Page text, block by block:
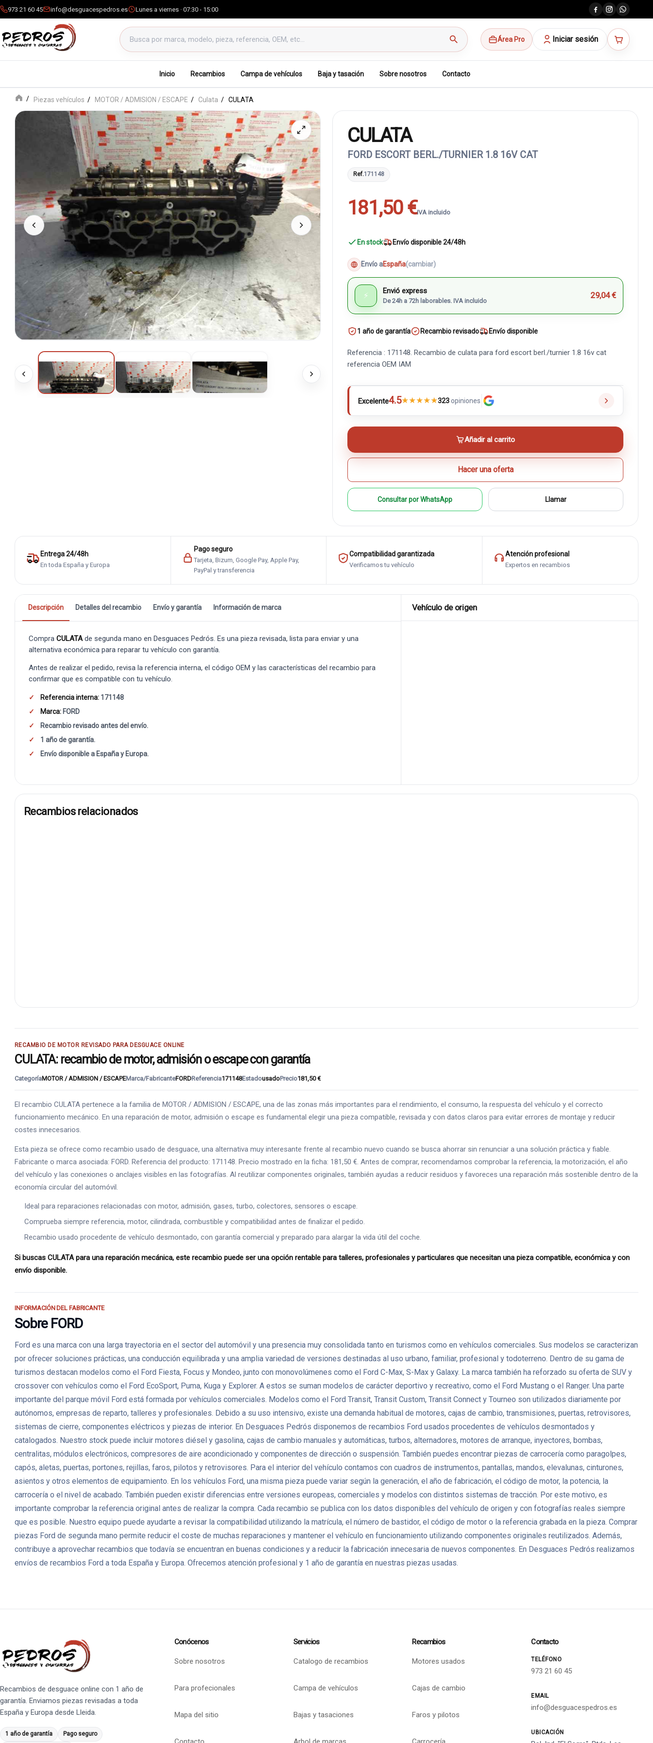
973 21 60 45 info@desguacespedros.es Lunes a viernes · 07:30 - 15:00
Buscar productos
search Área Pro Iniciar sesión
Inicio Recambios Campa de vehículos Baja y tasación Sobre nosotros Contacto
Piezas vehículos MOTOR / ADMISION / ESCAPE Culata CULATA
CULATA
FORD ESCORT BERL./TURNIER 1.8 16V CAT
Ref.171148
181,50 €IVA incluido
En stock Envío disponible 24/48h
Envío aEspaña(cambiar)
⚡ Envió express
De 24h a 72h laborables. IVA incluido
29,04 €
1 año de garantía Recambio revisado Envío disponible
Referencia : 171148. Recambio de culata para ford escort berl./turnier 1.8 16v cat
referencia OEM IAM
Excelente4.5★★★★★323opiniones
Añadir al carrito
Hacer una oferta
Consultar por WhatsApp Llamar
Entrega 24/48h
En toda España y Europa
Pago seguro
Tarjeta, Bizum, Google Pay, Apple Pay,
PayPal y transferencia
Compatibilidad garantizada
Verificamos tu vehículo
Atención profesional
Expertos en recambios
Descripción Detalles del recambio Envío y garantía Información de marca
Compra CULATA de segunda mano en Desguaces Pedrós. Es una pieza revisada, lista para enviar y una
alternativa económica para reparar tu vehículo con garantía.
Antes de realizar el pedido, revisa la referencia interna, el código OEM y las características del recambio para
confirmar que es compatible con tu vehículo.
Referencia interna: 171148
Marca: FORD
Recambio revisado antes del envío.
1 año de garantía.
Envío disponible a España y Europa.
Vehículo de origen
Recambios relacionados
RECAMBIO DE MOTOR REVISADO PARA DESGUACE ONLINE
CULATA: recambio de motor, admisión o escape con garantía
CategoríaMOTOR / ADMISION / ESCAPEMarca/FabricanteFORDReferencia171148EstadousadoPrecio181,50 €
El recambio CULATA pertenece a la familia de MOTOR / ADMISION / ESCAPE, una de las zonas más importantes para el rendimiento, el consumo, la respuesta del vehículo y el correcto
funcionamiento mecánico. En una reparación de motor, admisión o escape es fundamental elegir una pieza compatible, revisada y con datos claros para evitar errores de montaje y reducir
costes innecesarios.
Esta pieza se ofrece como recambio usado de desguace, una alternativa muy interesante frente al recambio nuevo cuando se busca ahorrar sin renunciar a una solución práctica y fiable.
Fabricante o marca asociada: FORD. Referencia del producto: 171148. Precio mostrado en la ficha: 181,50 €. Antes de comprar, recomendamos comprobar la referencia, la motorización, el año
del vehículo y las conexiones o anclajes visibles en las fotografías. Al reutilizar componentes originales, también ayudas a reducir residuos y favoreces una reparación más sostenible dentro de la
economía circular del automóvil.
Ideal para reparaciones relacionadas con motor, admisión, gases, turbo, colectores, sensores o escape.
Comprueba siempre referencia, motor, cilindrada, combustible y compatibilidad antes de finalizar el pedido.
Recambio usado procedente de vehículo desmontado, con garantía comercial y preparado para alargar la vida útil del coche.
Si buscas CULATA para una reparación mecánica, este recambio puede ser una opción rentable para talleres, profesionales y particulares que necesitan una pieza compatible, económica y con
envío disponible.
INFORMACIÓN DEL FABRICANTE
Sobre FORD
Ford es una marca con una larga trayectoria en el sector del automóvil y una presencia muy consolidada tanto en turismos como en vehículos comerciales. Sus modelos se caracterizan
por ofrecer soluciones prácticas, una conducción equilibrada y una amplia variedad de versiones destinadas al uso urbano, familiar, profesional y todoterreno. Dentro de su gama de
turismos destacan modelos como el Ford Fiesta, Focus y Mondeo, junto con monovolúmenes como el Ford C-Max, S-Max y Galaxy. La marca también ha reforzado su oferta de SUV y
crossover con vehículos como el Ford EcoSport, Puma, Kuga y Explorer. A estos se suman modelos de carácter deportivo y recreativo, como el Ford Mustang o el Ranger. Una parte
importante del parque móvil Ford está formada por vehículos comerciales. Modelos como el Ford Transit, Transit Custom, Transit Connect y Tourneo son utilizados diariamente por
autónomos, empresas de reparto, talleres y profesionales. Debido a su uso intensivo, existe una demanda habitual de motores, cajas de cambio, transmisiones, puertas, retrovisores,
sistemas de cierre, componentes eléctricos y piezas de interior. En Desguaces Pedrós disponemos de recambios Ford usados procedentes de vehículos desmontados y
catalogados. Nuestro stock puede incluir motores diésel y gasolina, cajas de cambio manuales y automáticas, turbos, alternadores, motores de arranque, inyectores, bombas,
centralitas, módulos electrónicos, compresores de aire acondicionado y componentes de dirección o suspensión. También puedes encontrar piezas de carrocería como paragolpes,
capós, aletas, puertas, portones, rejillas, faros, pilotos y retrovisores. Para el interior del vehículo contamos con cuadros de instrumentos, pantallas, mandos, elevalunas, cinturones,
asientos y otros elementos de equipamiento. En los vehículos Ford, una misma pieza puede variar según la generación, el año de fabricación, el código de motor, la potencia, la
carrocería o el nivel de acabado. También pueden existir diferencias entre versiones europeas, comerciales y modelos con distintos sistemas de tracción. Por este motivo, es
importante comprobar la referencia original antes de realizar la compra. Cada recambio se publica con los datos disponibles del vehículo de origen y con fotografías reales siempre
que es posible. Nuestro equipo puede ayudarte a revisar la compatibilidad utilizando la matrícula, el número de bastidor, el código de motor o la referencia grabada en la pieza. Comprar
piezas Ford de segunda mano permite reducir el coste de muchas reparaciones y mantener el vehículo en funcionamiento utilizando componentes originales reutilizados. Además,
contribuye a aprovechar recambios que todavía se encuentran en buenas condiciones y a reducir la fabricación innecesaria de nuevos componentes. En Desguaces Pedrós realizamos
envíos de recambios Ford a toda España y Europa. Ofrecemos atención profesional y 1 año de garantía en nuestras piezas usadas.
Recambios de desguace online con 1 año de
garantía. Enviamos piezas revisadas a toda
España y Europa desde Lleida.
1 año de garantía Pago seguro
Conócenos
Sobre nosotros
Para profecionales
Mapa del sitio
Servicios
Catalogo de recambios
Campa de vehículos
Bajas y tasaciones
Recambios
Motores usados
Cajas de cambio
Faros y pilotos
Contacto
TELÉFONO
973 21 60 45
EMAIL
info@desguacespedros.es
UBICACIÓN